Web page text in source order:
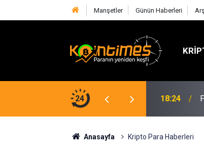
Manşetler Günün Haberleri
24
SOL Arzını Sert Şekilde Azaltabilir 18:24
Anasayfa Kripto Para Haberleri